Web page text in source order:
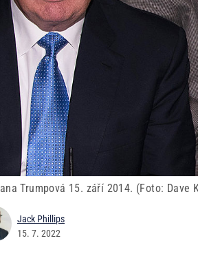
Trumpová 15. září 2014. (Foto: Dave
Jack Phillips
15. 7. 2022